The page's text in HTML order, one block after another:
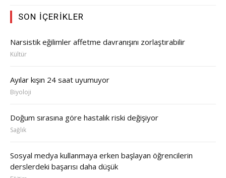
SON İÇERIKLER
Narsistik eğilimler affetme davranışını zorlaştırabilir
Kültür
Ayılar kışın 24 saat uyumuyor
Biyoloji
Doğum sırasına göre hastalık riski değişiyor
Sağlık
Sosyal medya kullanmaya erken başlayan öğrencilerin
derslerdeki başarısı daha düşük